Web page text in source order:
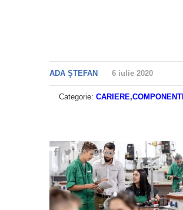
ADA ŞTEFAN 6 iulie 2020
Categorie: CARIERE,